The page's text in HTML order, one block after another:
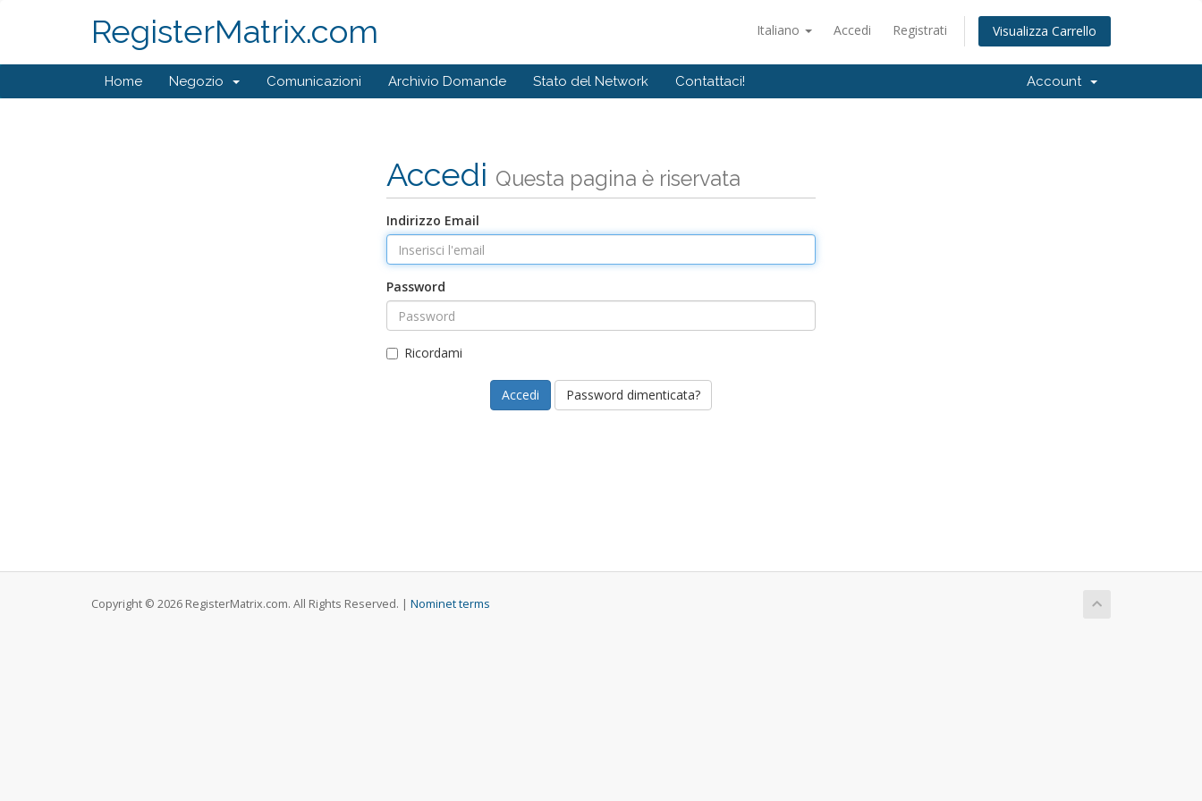
Italiano Accedi Registrati Visualizza Carrello
RegisterMatrix.com
Home Negozio Comunicazioni Archivio Domande Stato del Network Contattaci! Account
Accedi Questa pagina è riservata
Indirizzo Email
Password
Ricordami
Password dimenticata?
Copyright © 2026 RegisterMatrix.com. All Rights Reserved. | Nominet terms